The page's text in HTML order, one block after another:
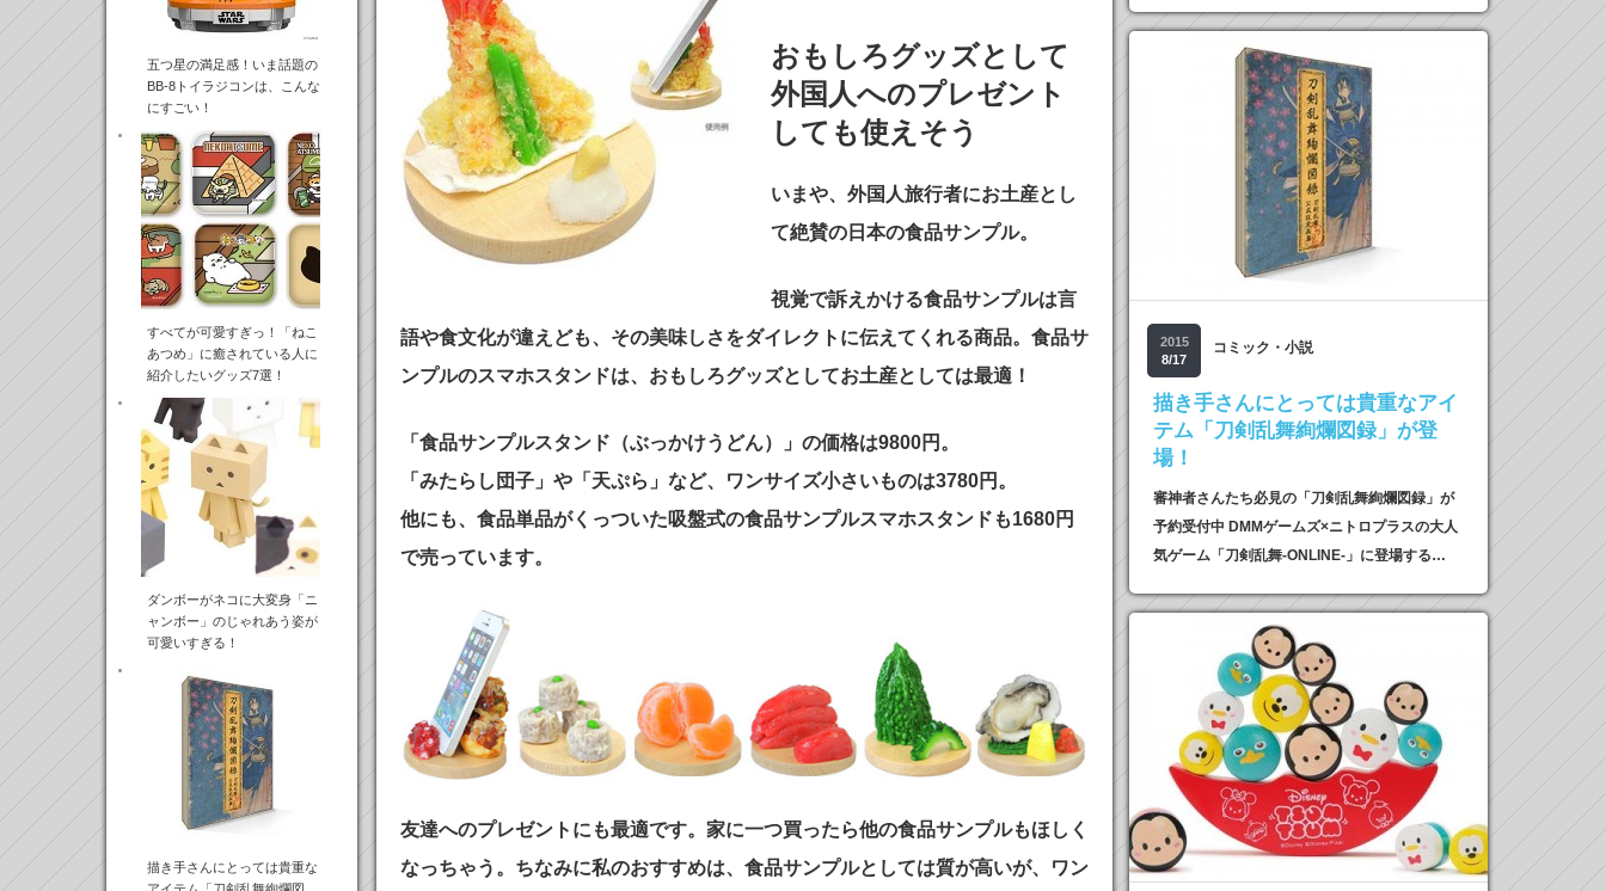
五つ星の満足感！いま話題の
BB-8トイラジコンは、こんな
にすごい！
すべてが可愛すぎっ！「ねこ
あつめ」に癒されている人に
紹介したいグッズ7選！
ダンボーがネコに大変身「ニ
ャンボー」のじゃれあう姿が
可愛いすぎる！
描き手さんにとっては貴重な
おもしろグッズとして
外国人へのプレゼント
しても使えそう
いまや、外国人旅行者にお土産とし
て絶賛の日本の食品サンプル。
視覚で訴えかける食品サンプルは言
語や食文化が違えども、その美味しさをダイレクトに伝えてくれる商品。食品サ
ンプルのスマホスタンドは、おもしろグッズとしてお土産としては最適！
「食品サンプルスタンド（ぶっかけうどん）」の価格は9800円。
「みたらし団子」や「天ぷら」など、ワンサイズ小さいものは3780円。
他にも、食品単品がくっついた吸盤式の食品サンプルスマホスタンドも1680円
で売っています。
友達へのプレゼントにも最適です。家に一つ買ったら他の食品サンプルもほしく
なっちゃう。ちなみに私のおすすめは、食品サンプルとしては質が高いが、ワン
2015
8/17
コミック・小説
描き手さんにとっては貴重なアイ
テム「刀剣乱舞絢爛図録」が登
場！
審神者さんたち必見の「刀剣乱舞絢爛図録」が
予約受付中 DMMゲームズ×ニトロプラスの大人
気ゲーム「刀剣乱舞-ONLINE-」に登場する…